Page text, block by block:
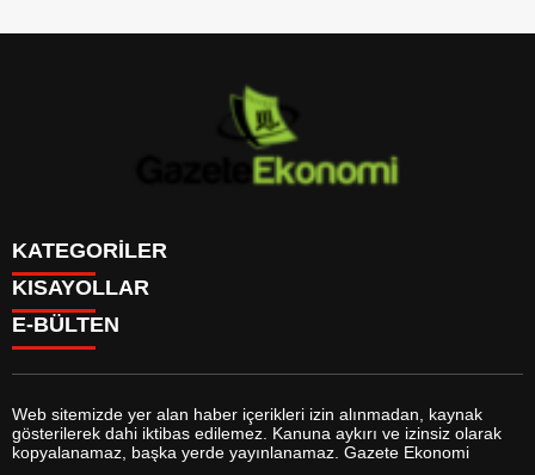
KATEGORİLER
GÜNDEM
DÜNYA
SİYASET
MAGAZİN
SAĞLIK
EĞİTİM
YAŞAM
KISAYOLLAR
BURÇLAR
FİKSTÜR
FİRMA EKLE
FİRMA REHBERİ
E-BÜLTEN
gazeteekonomi.com e-bültenine abone olarak, tarafınıza haber,
Web sitemizde yer alan haber içerikleri izin alınmadan, kaynak
gösterilerek dahi iktibas edilemez. Kanuna aykırı ve izinsiz olarak
kopyalanamaz, başka yerde yayınlanamaz. Gazete Ekonomi